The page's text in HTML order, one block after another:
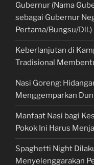
Gubernur (Nama
sebagai Gubernur
Pertama/Bungsu/Dll.)
Keberlanjutan di
Tradisional
Nasi Goreng:
Menggemparkan
Manfaat Nasi bagi
Pokok Ini Harus
Spaghetti Night
Menyelenggarakan